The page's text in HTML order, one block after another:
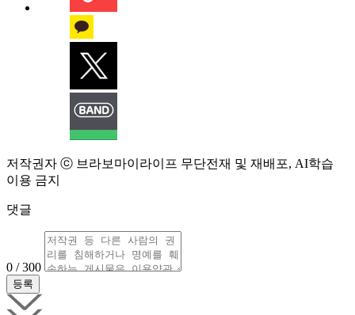
저작권자 ⓒ 브라보마이라이프 무단전재 및 재배포, AI학습
이용 금지
댓글
0 / 300